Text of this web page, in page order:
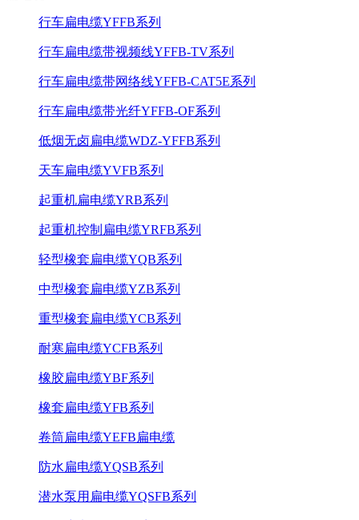
行车扁电缆YFFB系列
行车扁电缆带视频线YFFB-TV系列
行车扁电缆带网络线YFFB-CAT5E系列
行车扁电缆带光纤YFFB-OF系列
低烟无卤扁电缆WDZ-YFFB系列
天车扁电缆YVFB系列
起重机扁电缆YRB系列
起重机控制扁电缆YRFB系列
轻型橡套扁电缆YQB系列
中型橡套扁电缆YZB系列
重型橡套扁电缆YCB系列
耐寒扁电缆YCFB系列
橡胶扁电缆YBF系列
橡套扁电缆YFB系列
卷筒扁电缆YEFB扁电缆
防水扁电缆YQSB系列
潜水泵用扁电缆YQSFB系列